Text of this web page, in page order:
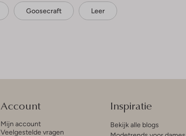
Goosecraft Leer
Account
Mijn account
Veelgestelde vragen
Inspiratie
Bekijk alle blogs